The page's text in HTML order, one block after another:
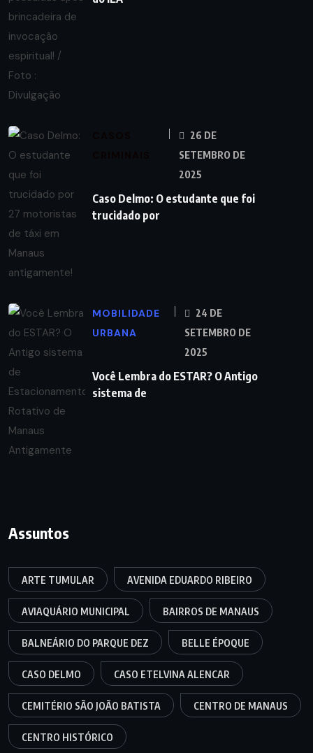
26 DE
SETEMBRO DE
2025
Caso Delmo: O estudante que foi
trucidado por
MOBILIDADE
URBANA
24 DE
SETEMBRO DE
2025
Você Lembra do ESTAR? O Antigo
sistema de
Assuntos
ARTE TUMULAR AVENIDA EDUARDO RIBEIRO
AVIAQUÁRIO MUNICIPAL BAIRROS DE MANAUS
BALNEÁRIO DO PARQUE DEZ BELLE ÉPOQUE
CASO DELMO CASO ETELVINA ALENCAR
CEMITÉRIO SÃO JOÃO BATISTA CENTRO DE MANAUS
CENTRO HISTÓRICO